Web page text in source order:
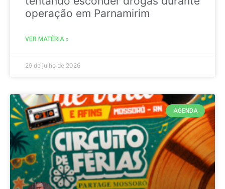
operação em Parnamirim
VER MATÉRIA »
29 de julho de 2026
AGENDA